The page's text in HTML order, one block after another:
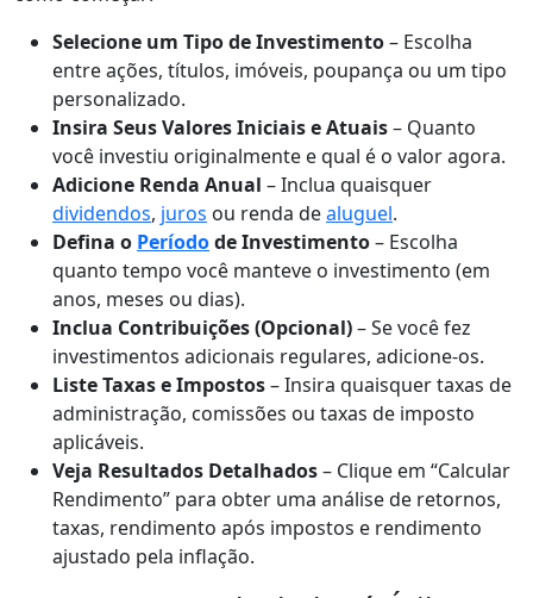
Selecione um Tipo de Investimento– Escolha
entre ações, títulos, imóveis, poupança ou um tipo
personalizado.
Insira Seus Valores Iniciais e Atuais– Quanto
você investiu originalmente e qual é o valor agora.
Adicione Renda Anual – Inclua quaisquer
dividendos, juros ou renda dealuguel.
Defina o Períodode Investimento– Escolha
quanto tempo você manteve o investimento (em
anos, meses ou dias).
Inclua Contribuições (Opcional)– Se você fez
investimentos adicionais regulares, adicione-os.
Liste Taxas e Impostos– Insira quaisquer taxas de
administração, comissões ou taxas de imposto
aplicáveis.
Veja Resultados Detalhados– Clique em “Calcular
Rendimento” para obter uma análise de retornos,
taxas, rendimento após impostos e rendimento
ajustado pela inflação.